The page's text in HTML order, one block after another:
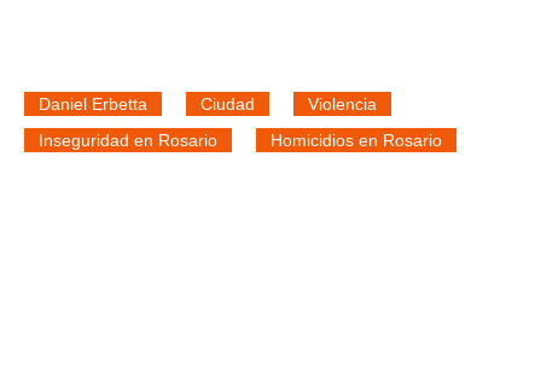
Daniel Erbetta Ciudad
Violencia
Inseguridad en Rosario
Homicidios en Rosario